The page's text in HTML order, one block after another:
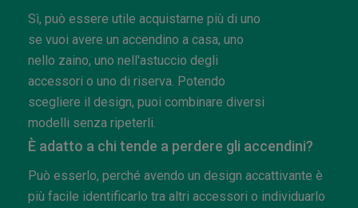
Sì, può essere utile acquistarne più di uno
se vuoi avere un accendino a casa, uno
nello zaino, uno nell'astuccio degli
accessori o uno di riserva. Potendo
scegliere il design, puoi combinare diversi
modelli senza ripeterli.
È adatto a chi tende a perdere gli accendini?
Può esserlo, perché avendo un design accattivante è
più facile identificarlo tra altri accessori o individuarlo